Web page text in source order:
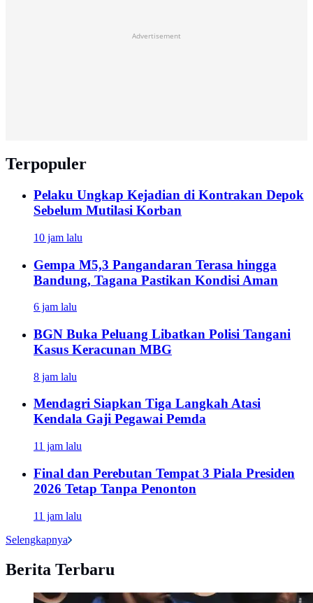
Advertisement
Terpopuler
Pelaku Ungkap Kejadian di Kontrakan Depok
Sebelum Mutilasi Korban
10 jam lalu
Gempa M5,3 Pangandaran Terasa hingga
Bandung, Tagana Pastikan Kondisi Aman
6 jam lalu
BGN Buka Peluang Libatkan Polisi Tangani
Kasus Keracunan MBG
8 jam lalu
Mendagri Siapkan Tiga Langkah Atasi
Kendala Gaji Pegawai Pemda
11 jam lalu
Final dan Perebutan Tempat 3 Piala Presiden
2026 Tetap Tanpa Penonton
11 jam lalu
Selengkapnya
Berita Terbaru